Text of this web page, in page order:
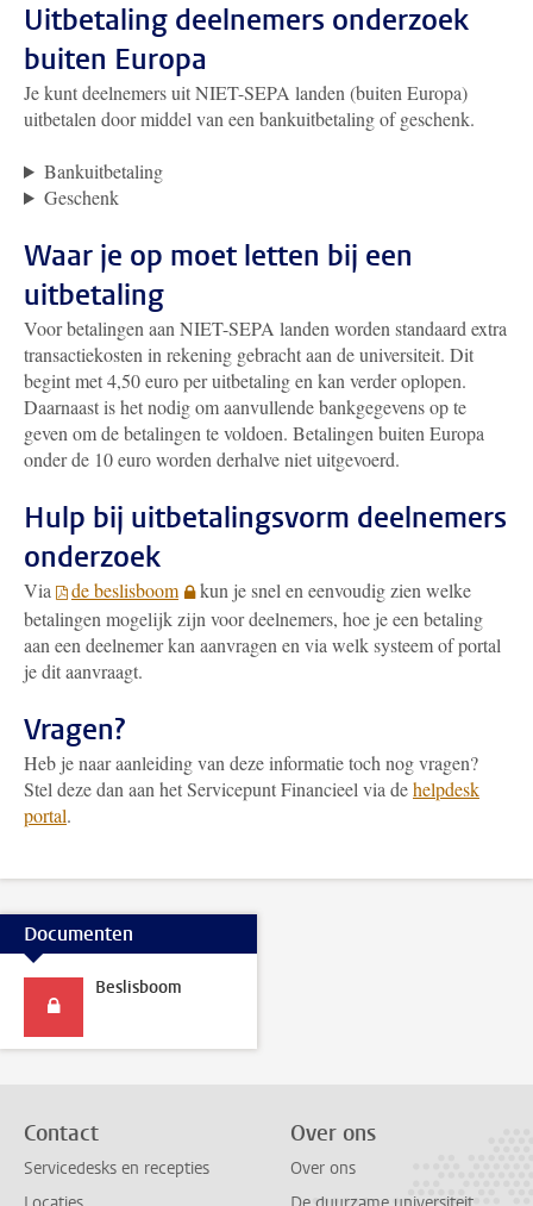
Uitbetaling deelnemers onderzoek
buiten Europa
Je kunt deelnemers uit NIET-SEPA landen (buiten Europa)
uitbetalen door middel van een bankuitbetaling of geschenk.
Bankuitbetaling
Geschenk
Waar je op moet letten bij een
uitbetaling
Voor betalingen aan NIET-SEPA landen worden standaard extra
transactiekosten in rekening gebracht aan de universiteit. Dit
begint met 4,50 euro per uitbetaling en kan verder oplopen.
Daarnaast is het nodig om aanvullende bankgegevens op te
geven om de betalingen te voldoen. Betalingen buiten Europa
onder de 10 euro worden derhalve niet uitgevoerd.
Hulp bij uitbetalingsvorm deelnemers
onderzoek
Via de beslisboom
kun je snel en eenvoudig zien welke
betalingen mogelijk zijn voor deelnemers, hoe je een betaling
aan een deelnemer kan aanvragen en via welk systeem of portal
je dit aanvraagt.
Vragen?
Heb je naar aanleiding van deze informatie toch nog vragen?
Stel deze dan aan het Servicepunt Financieel via dehelpdesk
portal.
Documenten
Beslisboom
Contact
Servicedesks en recepties
Over ons
Over ons